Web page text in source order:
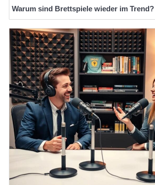
Warum sind Brettspiele wieder im Trend?